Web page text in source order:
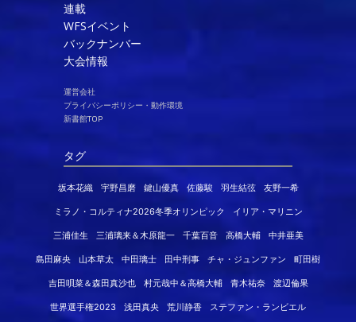
連載
WFSイベント
バックナンバー
大会情報
運営会社
プライバシーポリシー・動作環境
新書館TOP
タグ
坂本花織 宇野昌磨 鍵山優真 佐藤駿 羽生結弦 友野一希
ミラノ・コルティナ2026冬季オリンピック イリア・マリニン
三浦佳生 三浦璃来＆木原龍一 千葉百音 高橋大輔 中井亜美
島田麻央 山本草太 中田璃士 田中刑事 チャ・ジュンファン 町田樹
吉田唄菜＆森田真沙也 村元哉中＆高橋大輔 青木祐奈 渡辺倫果
世界選手権2023 浅田真央 荒川静香 ステファン・ランビエル